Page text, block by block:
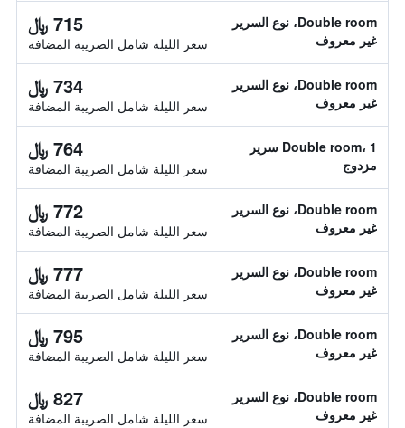
Double room، نوع السرير
غير معروف
715 ﷼
سعر الليلة شامل الصريبة المضافة
Double room، نوع السرير
غير معروف
734 ﷼
سعر الليلة شامل الصريبة المضافة
Double room، 1 سرير
مزدوج
764 ﷼
سعر الليلة شامل الصريبة المضافة
Double room، نوع السرير
غير معروف
772 ﷼
سعر الليلة شامل الصريبة المضافة
Double room، نوع السرير
غير معروف
777 ﷼
سعر الليلة شامل الصريبة المضافة
Double room، نوع السرير
غير معروف
795 ﷼
سعر الليلة شامل الصريبة المضافة
Double room، نوع السرير
غير معروف
827 ﷼
سعر الليلة شامل الصريبة المضافة